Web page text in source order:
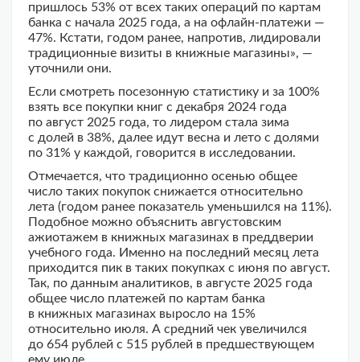
пришлось 53% от всех таких операций по картам
банка с начала 2025 года, а на офлайн-платежи —
47%. Кстати, годом ранее, напротив, лидировали
традиционные визиты в книжные магазины», —
уточнили они.
Если смотреть посезонную статистику и за 100%
взять все покупки книг с декабря 2024 года
по август 2025 года, то лидером стала зима
с долей в 38%, далее идут весна и лето с долями
по 31% у каждой, говорится в исследовании.
Отмечается, что традиционно осенью общее
число таких покупок снижается относительно
лета (годом ранее показатель уменьшился на 11%).
Подобное можно объяснить августовским
ажиотажем в книжных магазинах в преддверии
учебного года. Именно на последний месяц лета
приходится пик в таких покупках с июня по август.
Так, по данным аналитиков, в августе 2025 года
общее число платежей по картам банка
в книжных магазинах выросло на 15%
относительно июля. А средний чек увеличился
до 654 рублей с 515 рублей в предшествующем